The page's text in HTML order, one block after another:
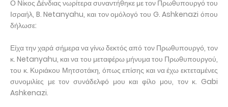
Ο Νίκος Δένδιας νωρίτερα συναντήθηκε με τον Πρωθυπουργό του
Ισραήλ, B. Netanyahu, και τον ομόλογό του G. Ashkenazi όπου
δήλωσε:
Είχα την χαρά σήμερα να γίνω δεκτός από τον Πρωθυπουργό, τον
κ. Netanyahu, και να του μεταφέρω μήνυμα του Πρωθυπουργού,
του κ. Κυριάκου Μητσοτάκη, όπως επίσης και να έχω εκτεταμένες
συνομιλίες με τον συνάδελφό μου και φίλο μου, τον κ. Gabi
Ashkenazi.